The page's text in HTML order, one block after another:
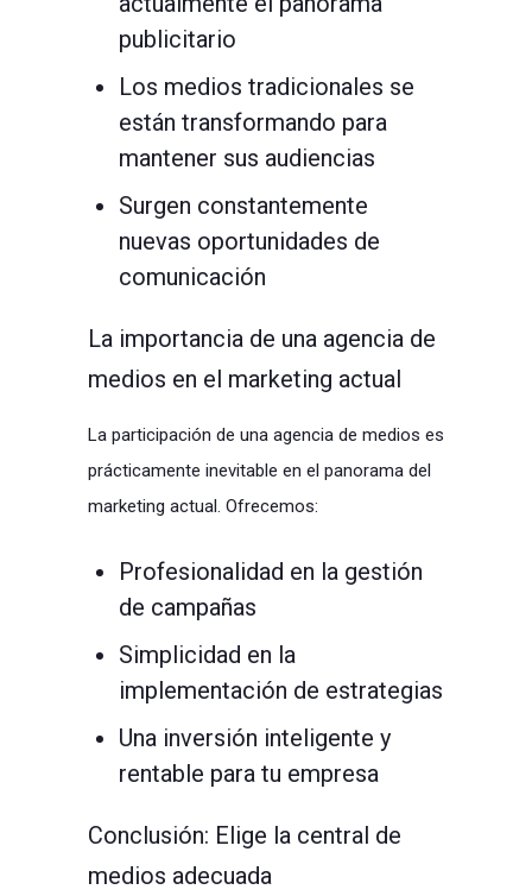
publicitario
Los medios tradicionales se
están transformando para
mantener sus audiencias
Surgen constantemente
nuevas oportunidades de
comunicación
La importancia de una agencia de
medios en el marketing actual
La participación de una agencia de medios es
prácticamente inevitable en el panorama del
marketing actual. Ofrecemos:
Profesionalidad en la gestión
de campañas
Simplicidad en la
implementación de estrategias
Una inversión inteligente y
rentable para tu empresa
Conclusión: Elige la central de
medios adecuada